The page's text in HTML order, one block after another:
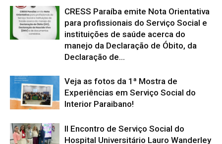
CRESS Paraíba emite Nota Orientativa
para profissionais do Serviço Social e
instituições de saúde acerca do
manejo da Declaração de Óbito, da
Declaração de...
Veja as fotos da 1ª Mostra de
Experiências em Serviço Social do
Interior Paraibano!
II Encontro de Serviço Social do
Hospital Universitário Lauro Wanderley